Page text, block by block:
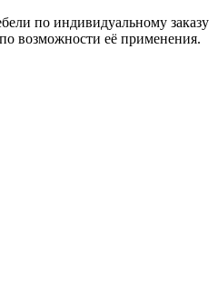
по индивидуальному заказу
возможности её применения.